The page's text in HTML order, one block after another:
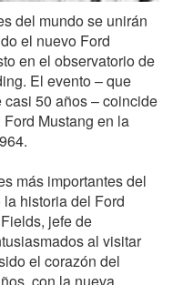
del mundo se unirán
el nuevo Ford
en el observatorio de
El evento – que
50 años – coincide
Mustang en la
más importantes del
historia del Ford
jefe de
al visitar
el corazón del
con la nueva